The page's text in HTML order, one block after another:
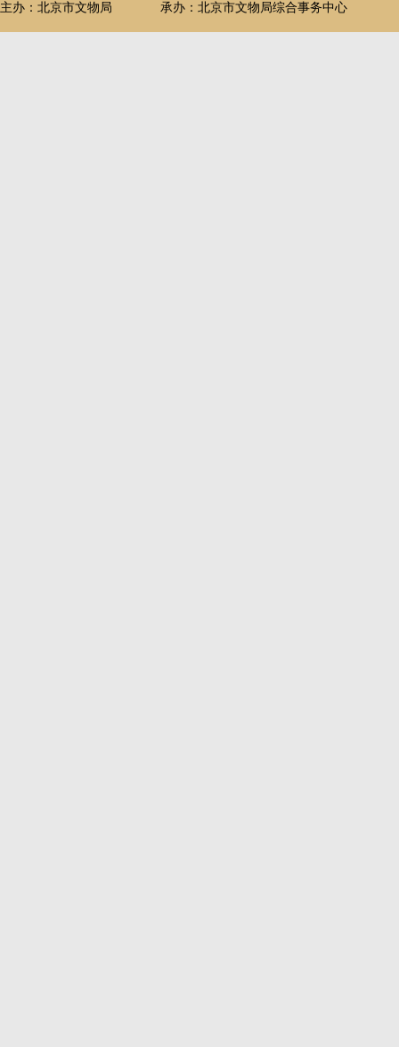
主办：北京市文物局 承办：北京市文物局综合事务中心